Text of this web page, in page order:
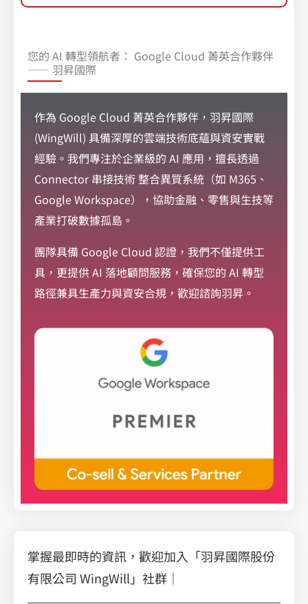
您的 AI 轉型領航者： Google Cloud 菁英合作夥伴
—— 羽昇國際
作為 Google Cloud 菁英合作夥伴 ，羽昇國際
(WingWill) 具備深厚的雲端技術底蘊與資安實戰
經驗。我們專注於企業級的 AI 應用，擅長透過
Connector 串接技術 整合異質系統（如 M365、
Google Workspace），協助金融、零售與生技等
產業打破數據孤島。
團隊具備 Google Cloud 認證，我們不僅提供工
具，更提供 AI 落地顧問服務，確保您的 AI 轉型
路徑兼具生產力與資安合規，歡迎諮詢羽昇。
掌握最即時的資訊，歡迎加入「羽昇國際股份
有限公司 WingWill」社群｜